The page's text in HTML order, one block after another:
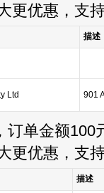
更优惠，支
描述
Ltd 901
单金额100
更优惠，支
描述